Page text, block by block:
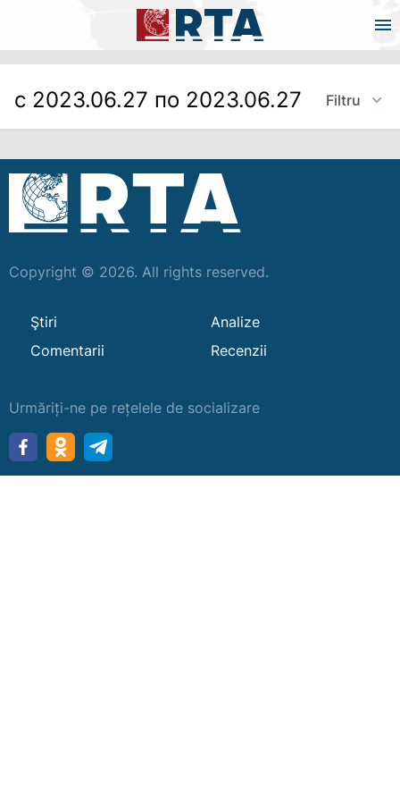
с 2023.06.27 по 2023.06.27 Filtru
Copyright © 2026. All rights reserved.
Ştiri
Analize
Comentarii
Recenzii
Urmăriți-ne pe rețelele de socializare